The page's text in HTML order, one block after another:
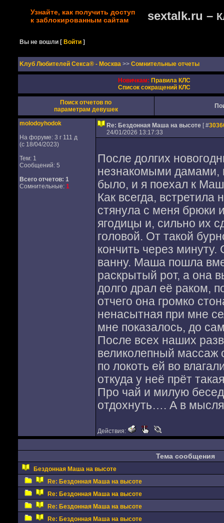
Узнайте, как получить доступ
к заблокированным сайтам
sextalk.ru –
Вы не вошли [Войти ]
Kлуб Любителей Секса® - Москва >> Сомнительные отчеты
Новичкам: Правила КЛС
Список сокращений КЛС
Поиск отчетов по
параметрам девушек
molodoyhodok
На форуме: 3 г 111 д
(с 18/04/2023)
Тем: 1
Сообщений: 5
Всего отчетов: 1
Сомнительные: 1
Re: Бездонная Маша на высоте [ #
24/01/2026 13:17:33
После долгих
незнакомыми дамами,
было, и я поехал к
Как всегда, встретила
стянула с меня брюки
ягодицы и, сильно их
головой. От такой
кончить через
ванну. Маша пошла
раскрытый рот, а она
долго драл её раком,
отчего она громко
ненасытная при мне
мне показалось, до
После всех наших
великолепный массаж
по локоть ей во
откуда у неё прёт
Про чай и милую
отдохнуть…. А в
Действия:
Тема сообщения
Бездонная Маша на высоте
Re: Бездонная Маша на высоте
Re: Бездонная Маша на высоте
Re: Бездонная Маша на высоте
Re: Бездонная Маша на высоте